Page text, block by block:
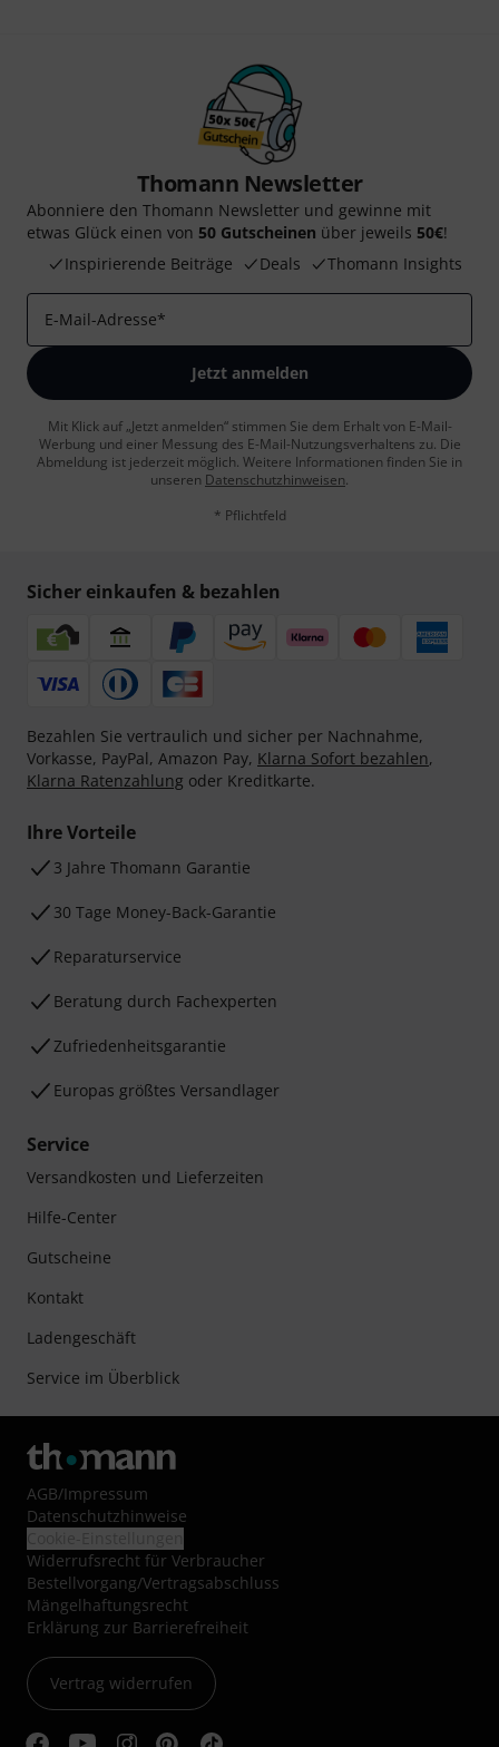
Thomann Newsletter
Abonniere den Thomann Newsletter und gewinne mit
etwas Glück einen von 50 Gutscheinen über jeweils 50€!
Inspirierende Beiträge
Deals Thomann Insights
E-Mail-Adresse*
Jetzt anmelden
Mit Klick auf „Jetzt anmelden“ stimmen Sie dem Erhalt von E-Mail-
Werbung und einer Messung des E-Mail-Nutzungsverhaltens zu. Die
Abmeldung ist jederzeit möglich. Weitere Informationen finden Sie in
unseren Datenschutzhinweisen.
* Pflichtfeld
Sicher einkaufen & bezahlen
Bezahlen Sie vertraulich und sicher per Nachnahme,
Vorkasse, PayPal, Amazon Pay, Klarna Sofort bezahlen,
Klarna Ratenzahlung oder Kreditkarte.
Ihre Vorteile
3 Jahre Thomann Garantie
30 Tage Money-Back-Garantie
Reparaturservice
Beratung durch Fachexperten
Zufriedenheitsgarantie
Europas größtes Versandlager
Service
Versandkosten und Lieferzeiten
Hilfe-Center
Gutscheine
Kontakt
Ladengeschäft
Service im Überblick
AGB/Impressum
Datenschutzhinweise
Widerrufsrecht für Verbraucher
Bestellvorgang/Vertragsabschluss
Mängelhaftungsrecht
Erklärung zur Barrierefreiheit
Vertrag widerrufen